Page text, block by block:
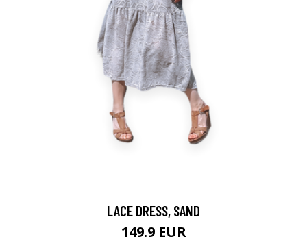
LACE DRESS, SAND
149.9 EUR